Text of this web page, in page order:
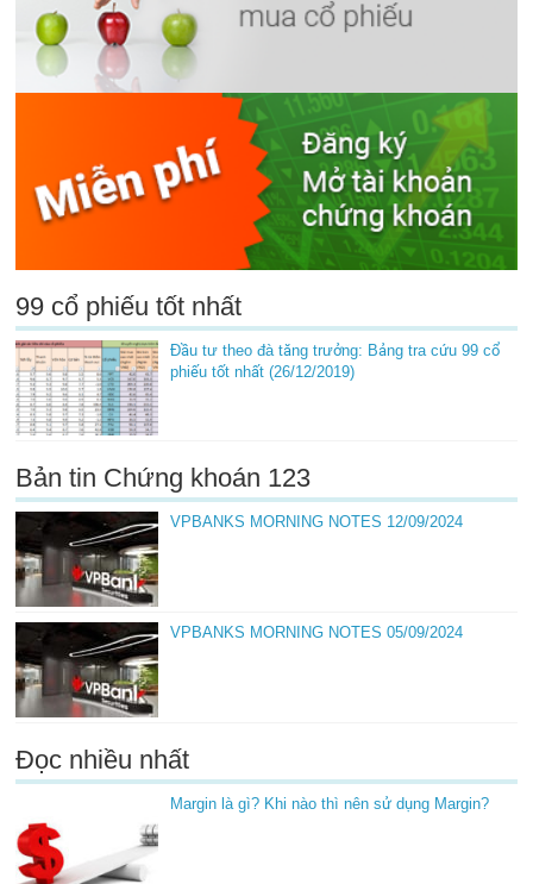
99 cổ phiếu tốt nhất
Đầu tư theo đà tăng trưởng: Bảng tra cứu 99 cổ
phiếu tốt nhất (26/12/2019)
Bản tin Chứng khoán 123
VPBANKS MORNING NOTES 12/09/2024
VPBANKS MORNING NOTES 05/09/2024
Đọc nhiều nhất
Margin là gì? Khi nào thì nên sử dụng Margin?